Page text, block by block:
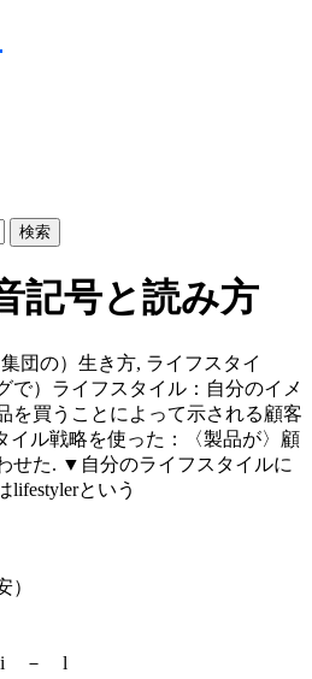
記号と読み方
団の）生き方, ライフスタイ
で）ライフスタイル：自分のイメ
を買うことによって示される顧客
イル戦略を使った：〈製品が〉顧
せた. ▼自分のライフスタイルに
lifestylerという
）
－ l